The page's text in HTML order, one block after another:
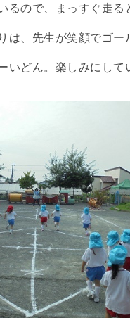
るので、まっすぐ走る
は、先生が笑顔でゴー
いどん。楽しみにして